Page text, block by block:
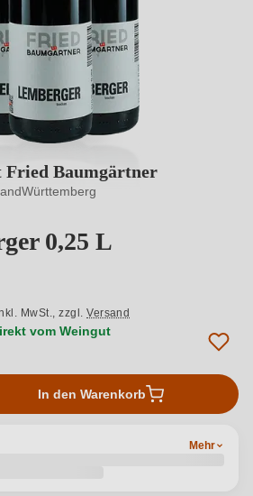
Fried Baumgärtner
Württemberg
0,25 L
MwSt.,zzgl.Versand
vom Weingut
In den Warenkorb
Mehr